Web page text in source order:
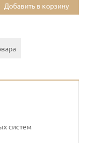
Добавить в корзину
систем